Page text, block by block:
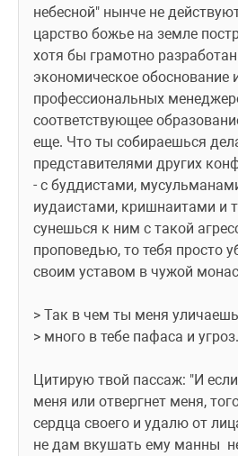
небесной" нынче не
царство божье на земле
хотя бы грамотно
экономическое обоснование
профессиональных
соответствующее
еще. Что ты собираешься
представителями других
- с буддистами,
иудаистами, кришнаитами и
сунешься к ним с такой
проповедью, то тебя просто
своим уставом в чужой
> Так в чем ты меня
> много в тебе пафаса и угроз.
Цитирую твой пассаж: "И
меня или отвергнет меня,
сердца своего и удалю от
не дам вкушать ему манны